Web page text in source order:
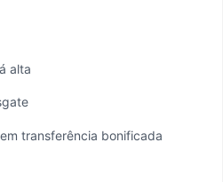
alta
transferência bonificada